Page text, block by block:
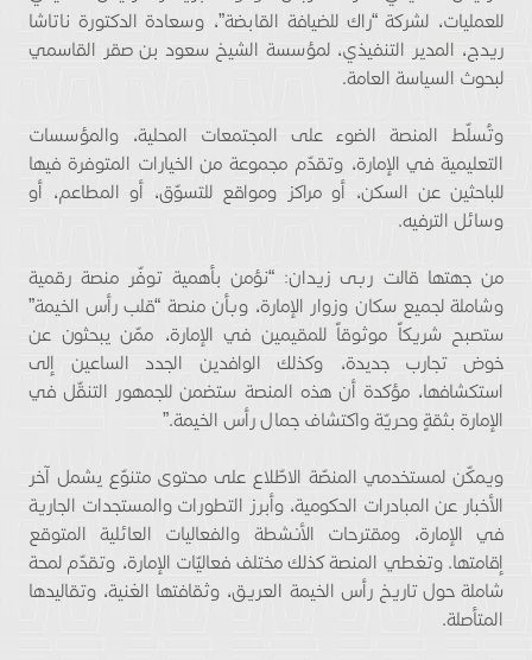
للعمليات، لشركة “راك للضيافة القابضة”، وسعادة الدكتورة ناتاشا
ريدج، المدير التنفيذي، لمؤسسة الشيخ سعود بن صقر القاسمي
لبحوث السياسة العامة.
وتُسلّط المنصة الضوء على المجتمعات المحلية، والمؤسسات
التعليمية في الإمارة، وتقدّم مجموعة من الخيارات المتوفرة فيها
للباحثين عن السكن، أو مراكز ومواقع للتسوّق، أو المطاعم، أو
وسائل الترفيه.
من جهتها قالت ربى زيدان: “نؤمن بأهمية توفّر منصة رقمية
وشاملة لجميع سكان وزوار الإمارة، وبأن منصة “قلب رأس الخيمة”
ستصبح شريكاً موثوقاً للمقيمين في الإمارة، ممّن يبحثون عن
خوض تجارب جديدة، وكذلك الوافدين الجدد الساعين إلى
استكشافها، مؤكدة أن هذه المنصة ستضمن للجمهور التنقّل في
الإمارة بثقةٍ وحريّة واكتشاف جمال رأس الخيمة.”
ويمكّن لمستخدمي المنصّة الاطّلاع على محتوى متنوّع يشمل آخر
الأخبار عن المبادرات الحكومية، وأبرز التطورات والمستجدات الجارية
في الإمارة، ومقترحات الأنشطة والفعاليات العائلية المتوقع
إقامتها. وتغطي المنصة كذلك مختلف فعاليّات الإمارة، وتقدّم لمحة
شاملة حول تاريخ رأس الخيمة العريق، وثقافتها الغنية، وتقاليدها
المتأصلة.